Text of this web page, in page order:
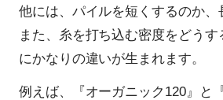
他には、パイルを短くするのか、
また、糸を打ち込む密度をどう
にかなりの違いが生まれます。
例えば、『オーガニック120』と